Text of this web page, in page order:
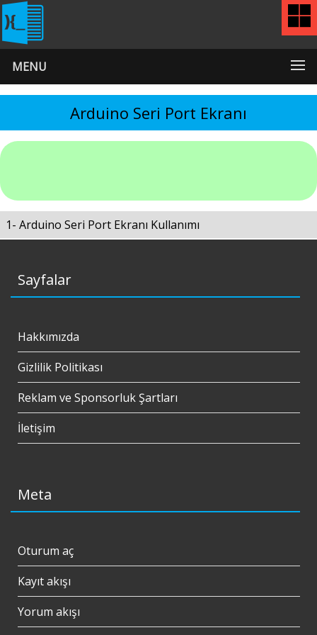
MENU
Arduino Seri Port Ekranı
1- Arduino Seri Port Ekranı Kullanımı
Sayfalar
Hakkımızda
Gizlilik Politikası
Reklam ve Sponsorluk Şartları
İletişim
Meta
Oturum aç
Kayıt akışı
Yorum akışı